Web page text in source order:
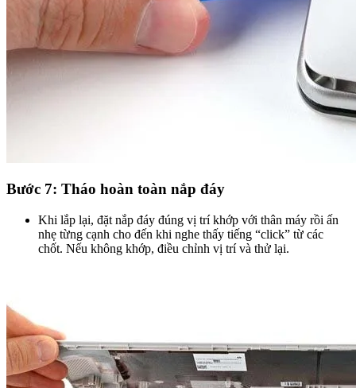
Bước 7: Tháo hoàn toàn nắp đáy
Khi lắp lại, đặt nắp đáy đúng vị trí khớp với thân máy rồi ấn
nhẹ từng cạnh cho đến khi nghe thấy tiếng “click” từ các
chốt. Nếu không khớp, điều chỉnh vị trí và thử lại.